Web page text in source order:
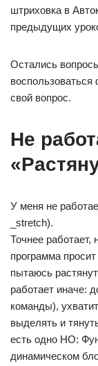
штриховка в
предыдущих
Остались
свой вопрос.
Не
У меня не
_stretch).
Точнее
программа
пытаюсь
работает иначе:
команды),
выделять и
есть одно НО:
динамическом